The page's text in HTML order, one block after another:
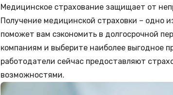
Медицинское страхование защищает от
Получение медицинской страховки – одно
поможет вам сэкономить в долгосрочной
компаниям и выберите наиболее выгодное
работодатели сейчас предоставляют
возможностями.